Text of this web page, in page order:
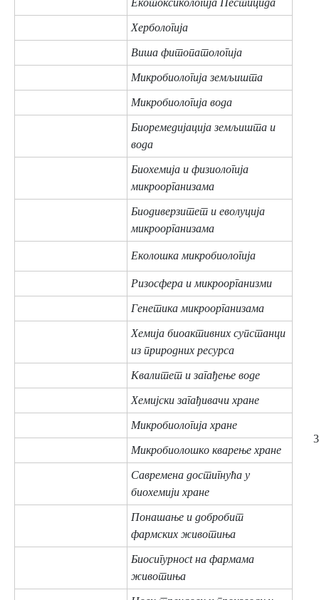
3
Екотоксикологија Пестицида
Хербологија
Виша фитопатологија
Микробиологија земљишта
Микробиологија вода
Биоремедијација земљишта и
вода
Биохемија и физиологија
микроорганизама
Биодиверзитет и еволуција
микроорганизама
Еколошка микробиологија
Ризосфера и микроорганизми
Генетика микроорганизама
Хемија биоактивних супстанци
из природних ресурса
Квалитет и загађење воде
Хемијски загађивачи хране
Микробиологија хране
Микробиолошко кварење хране
Савремена достигнућа у
биохемији хране
Понашање и добробит
фармских животиња
Биосигурносt на фармама
животиња